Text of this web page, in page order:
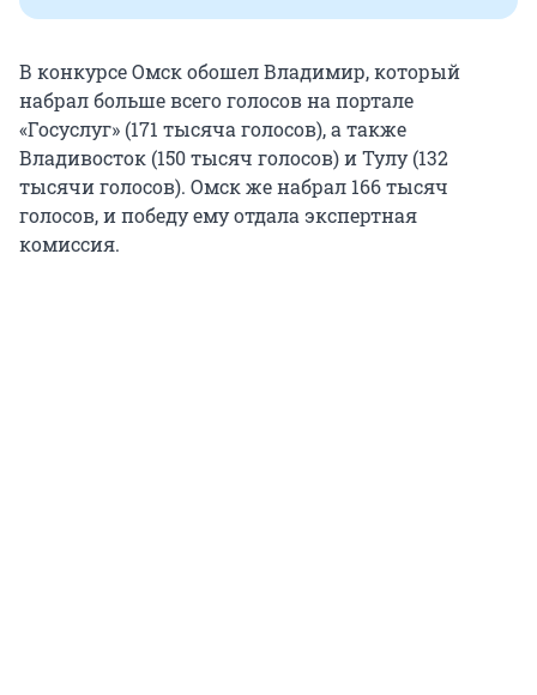
В конкурсе Омск обошел Владимир, который
набрал больше всего голосов на портале
«Госуслуг» (171 тысяча голосов), а также
Владивосток (150 тысяч голосов) и Тулу (132
тысячи голосов). Омск же набрал 166 тысяч
голосов, и победу ему отдала экспертная
комиссия.